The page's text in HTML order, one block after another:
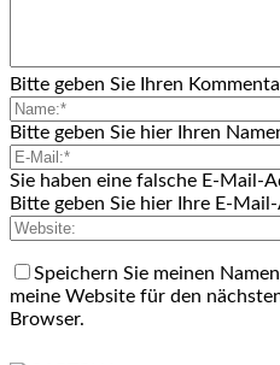
Bitte geben Sie Ihren
Bitte geben Sie hier Ihren
Sie haben eine falsche E-Mail-
Bitte geben Sie hier Ihre E-
Speichern Sie meinen
meine Website für den
Browser.